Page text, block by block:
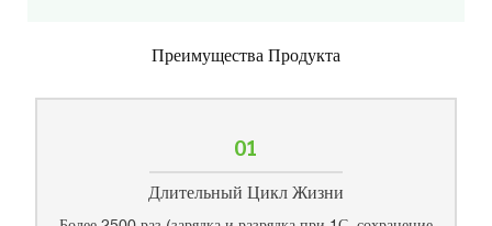
Преимущества Продукта
01
Длительный Цикл Жизни